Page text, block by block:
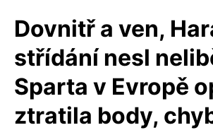
Dovnitř a ven,
střídání nesl
Sparta v Evropě
ztratila body,